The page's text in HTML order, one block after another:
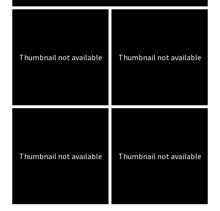
Thumbnail not available Thumbnail not available
Thumbnail not available Thumbnail not available